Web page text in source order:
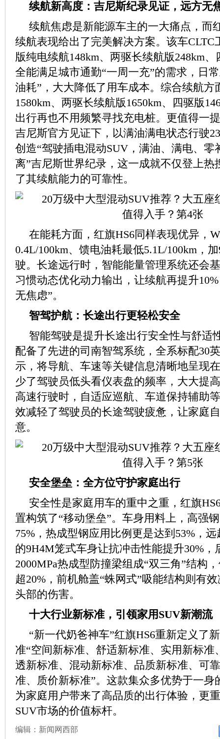
续航新高度：吉尼斯纪录见证，远方无
续航焦虑是新能源车主的一大痛点，而
续航表现给出了完美解决方案。该车CLTC
版纯电续航148km、两驱长续航版248km、
全能满足城市通勤“一周一充”的需求，日
油耗”，大大降低了用车成本。综合续航方
1580km、两驱长续航版1650km、四驱版
出行再也不用频繁寻找充电桩。更值得一
吉尼斯官方见证下，以满油满电状态行驶
创造“驾驶插电混动SUV，满油、满电、零
离”吉尼斯世界纪录，这一成就不仅登上热
了其续航能力的可靠性。
在能耗方面，红旗HS6同样表现优异，
0.4L/100km、馈电油耗最低5.1L/100km，
驶。长途远行时，智能能量管理系统还会
习惯动态优化动力输出，让续航再提升
无焦虑”。
智驾护航：长途出行更轻松安全
智能驾驶是提升长途出行安全性与舒适
配备了先进的司南智驾系统，全系标配30
示，将导航、车速等关键信息清晰地呈现
少了驾驶员低头看仪表盘的频率，大大提
高速行驶时，自适应巡航、车道保持辅助
效减轻了驾驶员的长途驾驶疲惫，让家庭
意。
安全堡垒：全方位守护家庭出行
安全性是家庭用车的重中之重，红旗
置构筑了“移动堡垒”。车身用料上，高强
75%，热成型钢应用比例更是达到53%，
的9H4M笼式车身让抗冲击性能提升30%，
2000MPa热成型防撞梁组成“双三角”结构
超20%，前机舱盖“蛛网式”吸能结构则有
头部的伤害。
十大行业新标准，引领家用SUV新潮流
“新一代奶爸神车”红旗HS6重新定义了
准“空间新标准、舒适新标准、实用新标准
透新标准、混动新标准、品质新标准、可
准、质价新标准”。这款集众多优势于一身
为家庭用户带来了高品质的出行体验，更
SUV市场的价值标杆。
编辑：新闻网西部